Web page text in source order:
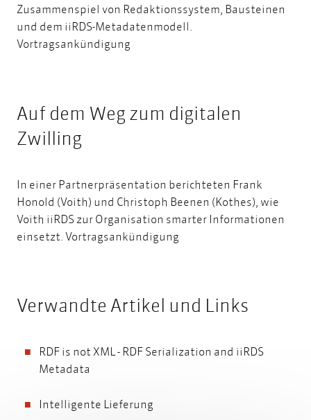
Zusammenspiel von Redaktionssystem, Bausteinen
und dem iiRDS-Metadatenmodell.
Vortragsankündigung
Auf dem Weg zum digitalen
Zwilling
In einer Partnerpräsentation berichteten Frank
Honold (Voith) und Christoph Beenen (Kothes), wie
Voith iiRDS zur Organisation smarter Informationen
einsetzt. Vortragsankündigung
Verwandte Artikel und Links
RDF is not XML - RDF Serialization and iiRDS
Metadata
Intelligente Lieferung